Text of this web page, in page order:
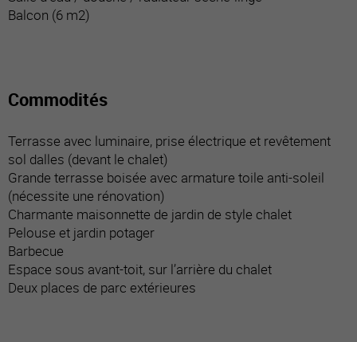
Balcon (6 m2)
Commodités
Terrasse avec luminaire, prise électrique et revêtement
sol dalles (devant le chalet)
Grande terrasse boisée avec armature toile anti-soleil
(nécessite une rénovation)
Charmante maisonnette de jardin de style chalet
Pelouse et jardin potager
Barbecue
Espace sous avant-toit, sur l’arrière du chalet
Deux places de parc extérieures